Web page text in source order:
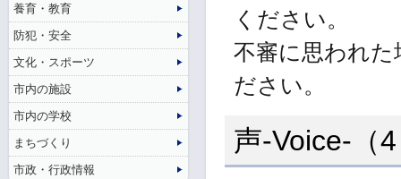
ください。
不審に思われ
ださい。
声-Voice-（
養育・教育
防犯・安全
文化・スポーツ
市内の施設
市内の学校
まちづくり
市政・行政情報